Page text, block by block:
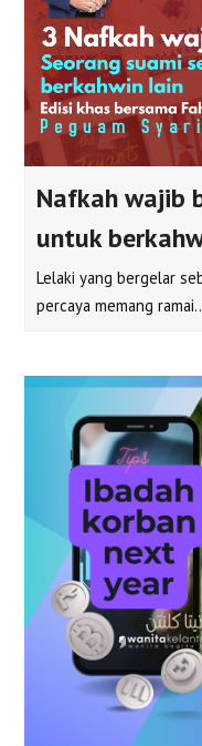
Nafkah wajib
untuk
Lelaki yang bergelar
percaya memang